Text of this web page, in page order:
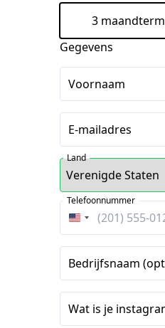
3
Gegevens
Voornaam
E-mailadres
Land
Verenigde
Staten
+1
Telefoonnummer
Bedrijfsnaam
Wat is je